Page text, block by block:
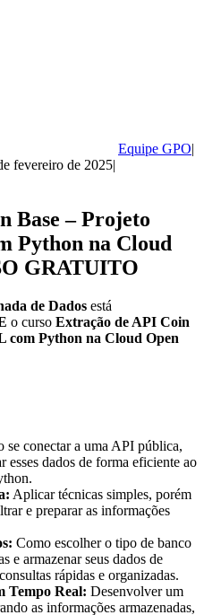
Equipe GPO
fevereiro de 2025
Base – Projeto
Python na Cloud
GRATUITO
de Dados está
o curso Extração de API Coin
com Python na Cloud Open
se conectar a uma API pública,
esses dados de forma eficiente ao
Aplicar técnicas simples, porém
e preparar as informações
Como escolher o tipo de banco
e armazenar seus dados de
rápidas e organizadas.
Tempo Real: Desenvolver um
as informações armazenadas,